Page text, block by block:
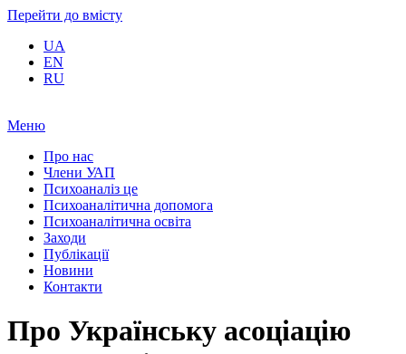
Перейти до вмісту
UA
EN
RU
Меню
Про нас
Члени УАП
Психоаналіз це
Психоаналітична допомога
Психоаналітична освіта
Заходи
Публікації
Новини
Контакти
Про Українську асоціацію